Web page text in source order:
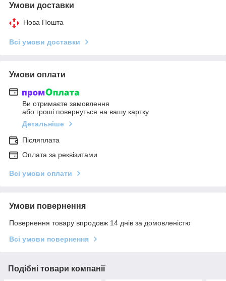
Умови доставки
Нова Пошта
Всі умови доставки
Умови оплати
Ви отримаєте замовлення
або гроші повернуться на вашу картку
Детальніше
Післяплата
Оплата за реквізитами
Всі умови оплати
Умови повернення
Повернення товару впродовж 14 днів за домовленістю
Всі умови повернення
Подібні товари компанії